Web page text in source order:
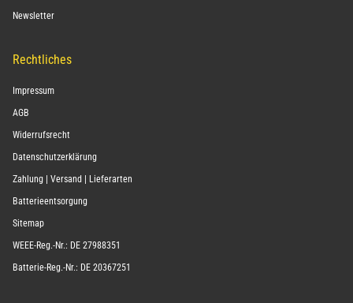
Newsletter
Rechtliches
Impressum
AGB
Widerrufsrecht
Datenschutzerklärung
Zahlung | Versand | Lieferarten
Batterieentsorgung
Sitemap
WEEE-Reg.-Nr.: DE 27988351
Batterie-Reg.-Nr.: DE 20367251